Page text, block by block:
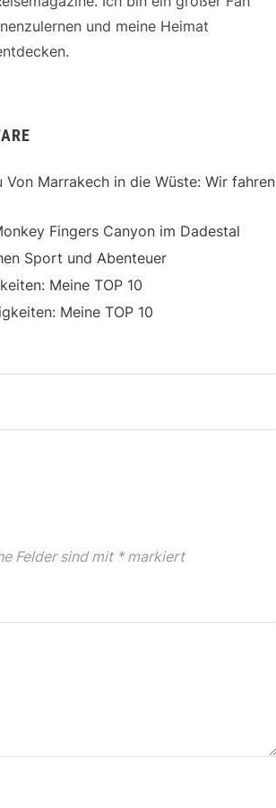
und meine Heimat
Von Marrakech in die Wüste: Wir fahren
Fingers Canyon im Dadestal
Sport und Abenteuer
Meine TOP 10
Meine TOP 10
Felder sind mit *markiert